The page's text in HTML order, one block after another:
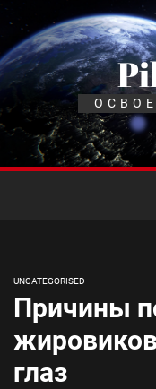
Перейти
содержимому
UNCATEGORISED
Причины
глаз